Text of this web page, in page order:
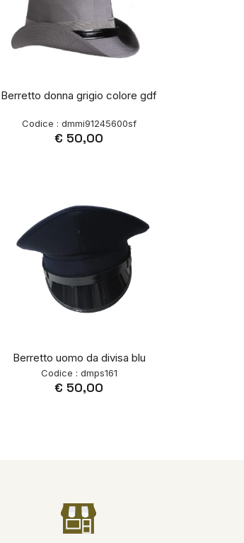
Berretto donna grigio colore gdf
Codice : dmmi91245600sf
€ 50,00
Berretto uomo da divisa blu
Codice : dmps161
€ 50,00